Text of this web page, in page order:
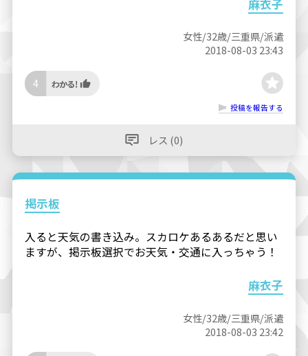
麻衣子
女性/32歳/三重県/派遣
2018-08-03 23:43
4
投稿を報告する
レス (0)
掲示板
入ると天気の書き込み。スカロケあるあるだと思い
ますが、掲示板選択でお天気・交通に入っちゃう！
麻衣子
女性/32歳/三重県/派遣
2018-08-03 23:42